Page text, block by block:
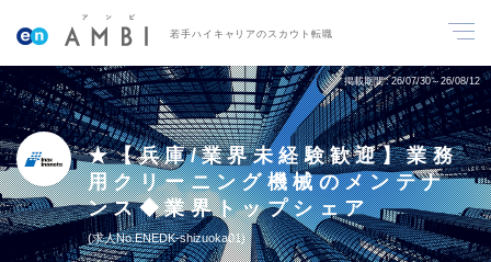
若手ハイキャリアのスカウト転職
掲載期間 26/07/30～26/08/12
★【兵庫/業界未経験歓迎】業務
用クリーニング機械のメンテナ
ンス◆業界トップシェア
求人No.ENEDK-shizuoka01